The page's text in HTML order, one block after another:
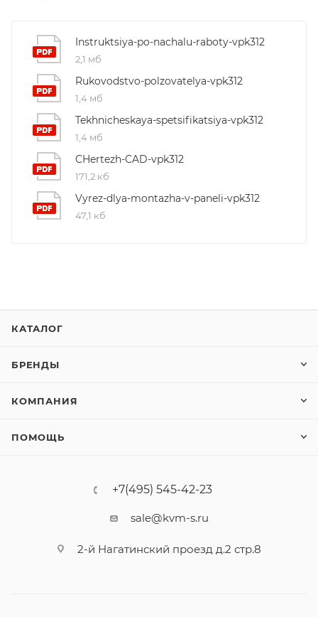
Instruktsiya-po-nachalu-raboty-vpk312
2,1 мб
Rukovodstvo-polzovatelya-vpk312
1,4 мб
Tekhnicheskaya-spetsifikatsiya-vpk312
1,4 мб
CHertezh-CAD-vpk312
171,2 кб
Vyrez-dlya-montazha-v-paneli-vpk312
47,1 кб
КАТАЛОГ
БРЕНДЫ
КОМПАНИЯ
ПОМОЩЬ
+7(495) 545-42-23
sale@kvm-s.ru
2-й Нагатинский проезд д.2 стр.8